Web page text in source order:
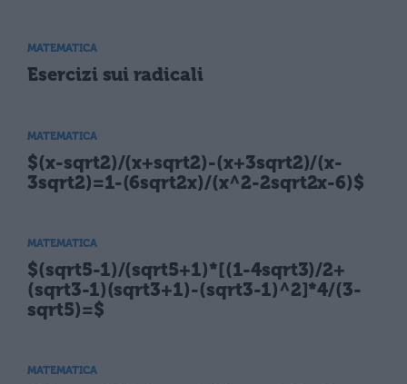
MATEMATICA
Esercizi sui radicali
MATEMATICA
$(x-sqrt2)/(x+sqrt2)-(x+3sqrt2)/(x-
3sqrt2)=1-(6sqrt2x)/(x^2-2sqrt2x-6)$
MATEMATICA
$(sqrt5-1)/(sqrt5+1)*[(1-4sqrt3)/2+
(sqrt3-1)(sqrt3+1)-(sqrt3-1)^2]*4/(3-
sqrt5)=$
MATEMATICA